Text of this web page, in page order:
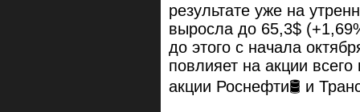
результате уже на
выросла до 65,3$
до этого с начала
повлияет на акции
акции Роснефти🛢️ и